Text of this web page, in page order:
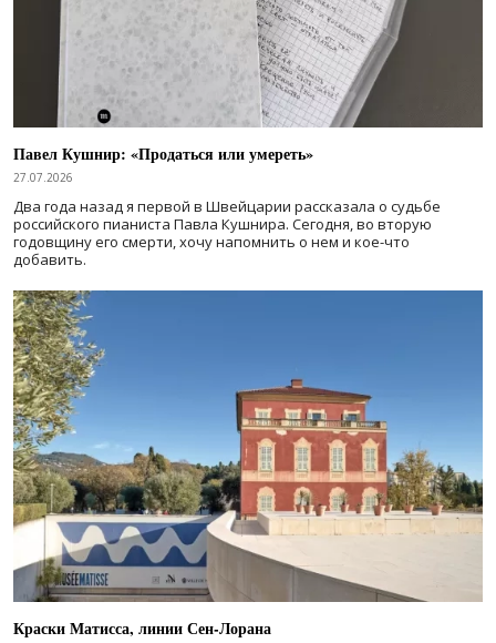
Павел Кушнир: «Продаться или умереть»
27.07.2026
Два года назад я первой в Швейцарии рассказала о судьбе
российского пианиста Павла Кушнира. Сегодня, во вторую
годовщину его смерти, хочу напомнить о нем и кое-что
добавить.
Краски Матисса, линии Сен-Лорана